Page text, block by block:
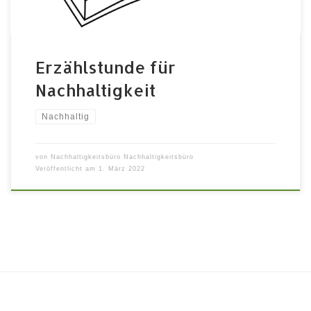
Erzählstunde für
Nachhaltigkeit
Nachhaltig
von Nachhaltigkeitsbüro Nachhaltigkeitsbüro
Veröffentlicht am
1. März 2022